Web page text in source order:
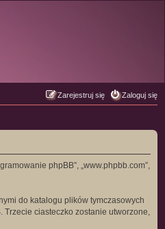
Zaloguj się
Zarejestruj się
phpBB”, „www.phpbb.com”,
do katalogu plików tymczasowych
Trzecie ciasteczko zostanie utworzone,